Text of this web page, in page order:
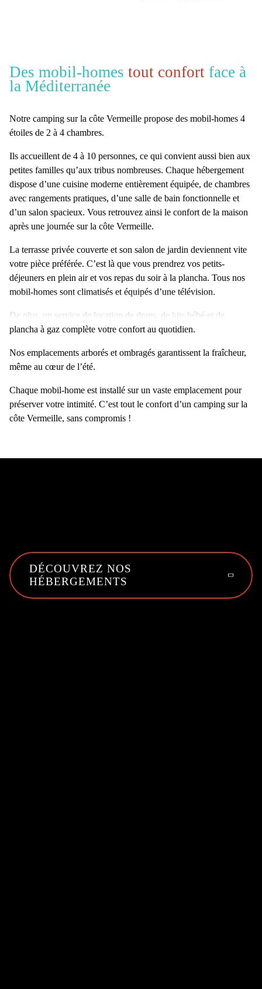
Des mobil-homes tout confort face à
la Méditerranée
Notre camping sur la côte Vermeille propose des mobil-homes 4
étoiles de 2 à 4 chambres.
Ils accueillent de 4 à 10 personnes, ce qui convient aussi bien aux
petites familles qu’aux tribus nombreuses. Chaque hébergement
dispose d’une cuisine moderne entièrement équipée, de chambres
avec rangements pratiques, d’une salle de bain fonctionnelle et
d’un salon spacieux. Vous retrouvez ainsi le confort de la maison
après une journée sur la côte Vermeille.
La terrasse privée couverte et son salon de jardin deviennent vite
votre pièce préférée. C’est là que vous prendrez vos petits-
déjeuners en plein air et vos repas du soir à la plancha. Tous nos
mobil-homes sont climatisés et équipés d’une télévision.
De plus, un service de location de draps , de kits bébé et de
plancha à gaz complète votre confort au quotidien.
Nos emplacements arborés et ombragés garantissent la fraîcheur,
même au cœur de l’été.
Chaque mobil-home est installé sur un vaste emplacement pour
préserver votre intimité. C’est tout le confort d’un camping sur la
côte Vermeille, sans compromis !
DÉCOUVREZ NOS
HÉBERGEMENTS